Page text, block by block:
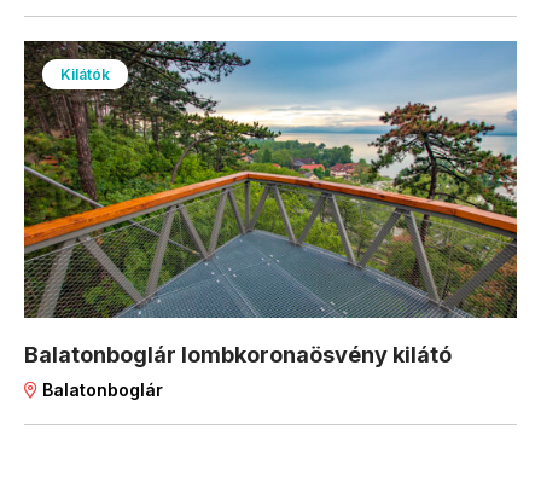
Kilátók
Balatonboglár lombkoronaösvény kilátó
Balatonboglár